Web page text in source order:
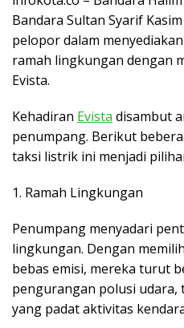
Bandara Sultan Syarif
pelopor dalam
ramah lingkungan dengan
Evista.
Kehadiran Evista disambut
penumpang. Berikut
taksi listrik ini menjadi
1. Ramah Lingkungan
Penumpang menyadari
lingkungan. Dengan
bebas emisi, mereka turut
pengurangan polusi udara,
yang padat aktivitas